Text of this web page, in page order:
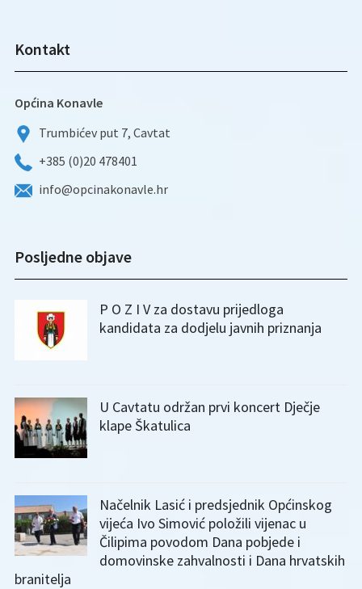
Kontakt
Općina Konavle
Trumbićev put 7, Cavtat
+385 (0)20 478401
info@opcinakonavle.hr
Posljedne objave
P O Z I V za dostavu prijedloga
kandidata za dodjelu javnih priznanja
U Cavtatu održan prvi koncert Dječje
klape Škatulica
Načelnik Lasić i predsjednik Općinskog
vijeća Ivo Simović položili vijenac u
Čilipima povodom Dana pobjede i
domovinske zahvalnosti i Dana hrvatskih
branitelja